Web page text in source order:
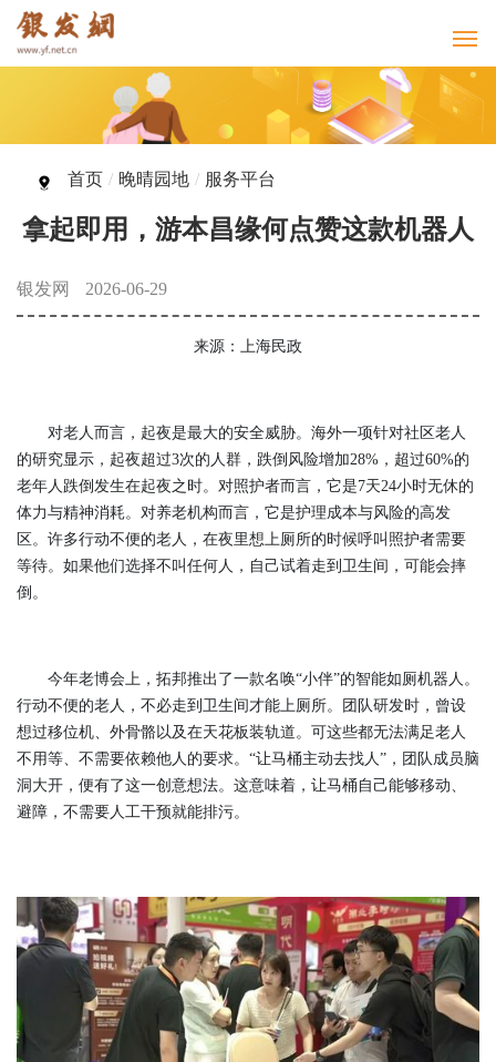
首页 / 晚晴园地 / 服务平台
拿起即用，游本昌缘何点赞这款机器人
银发网 2026-06-29
来源：上海民政
对老人而言，起夜是最大的安全威胁。海外一项针对社区老人
的研究显示，起夜超过3次的人群，跌倒风险增加28%，超过60%的
老年人跌倒发生在起夜之时。对照护者而言，它是7天24小时无休的
体力与精神消耗。对养老机构而言，它是护理成本与风险的高发
区。许多行动不便的老人，在夜里想上厕所的时候呼叫照护者需要
等待。如果他们选择不叫任何人，自己试着走到卫生间，可能会摔
倒。
今年老博会上，拓邦推出了一款名唤“小伴”的智能如厕机器人。
行动不便的老人，不必走到卫生间才能上厕所。团队研发时，曾设
想过移位机、外骨骼以及在天花板装轨道。可这些都无法满足老人
不用等、不需要依赖他人的要求。“让马桶主动去找人”，团队成员脑
洞大开，便有了这一创意想法。这意味着，让马桶自己能够移动、
避障，不需要人工干预就能排污。